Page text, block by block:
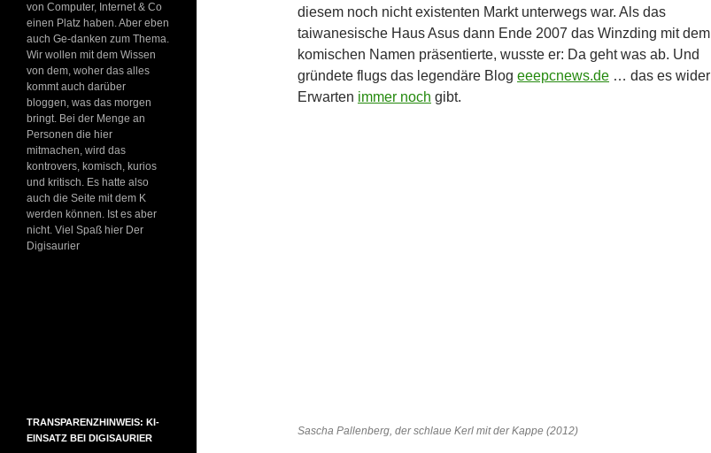
diesem noch nicht existenten Markt unterwegs war. Als das
taiwanesische Haus Asus dann Ende 2007 das Winzding mit dem
komischen Namen präsentierte, wusste er: Da geht was ab. Und
gründete flugs das legendäre Blog eeepcnews.de … das es wider
Erwarten immer noch gibt.
Sascha Pallenberg, der schlaue Kerl mit der Kappe (2012)
von Computer, Internet & Co
einen Platz haben. Aber eben
auch Ge-danken zum Thema.
Wir wollen mit dem Wissen
von dem, woher das alles
kommt auch darüber
bloggen, was das morgen
bringt. Bei der Menge an
Personen die hier
mitmachen, wird das
kontrovers, komisch, kurios
und kritisch. Es hatte also
auch die Seite mit dem K
werden können. Ist es aber
nicht. Viel Spaß hier Der
Digisaurier
TRANSPARENZHINWEIS: KI-
EINSATZ BEI DIGISAURIER